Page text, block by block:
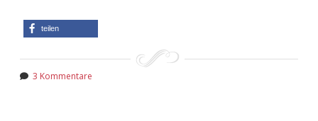
teilen
3 Kommentare